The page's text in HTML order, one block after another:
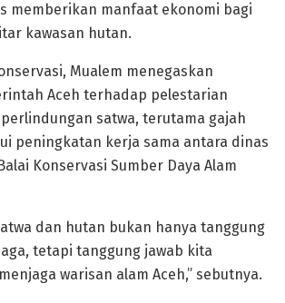
memberikan manfaat ekonomi bagi
kawasan hutan.
Mualem menegaskan
Aceh terhadap pelestarian
satwa, terutama gajah
peningkatan kerja sama antara dinas
Konservasi Sumber Daya Alam
dan hutan bukan hanya tanggung
tetapi tanggung jawab kita
warisan alam Aceh,” sebutnya.